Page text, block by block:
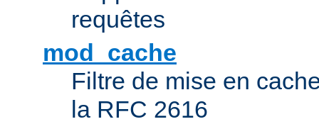
requêtes
mod_cache
Filtre de mise en
la RFC 2616